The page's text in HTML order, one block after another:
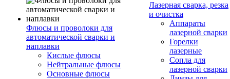
Флюсы и проволоки для
автоматической сварки и
наплавки
Кислые флюсы
Нейтральные флюсы
Основные флюсы
Лазерная сварка, резка
и очистка
Аппараты
лазерной сварки
Горелки
лазерные
Сопла для
лазерной сварки